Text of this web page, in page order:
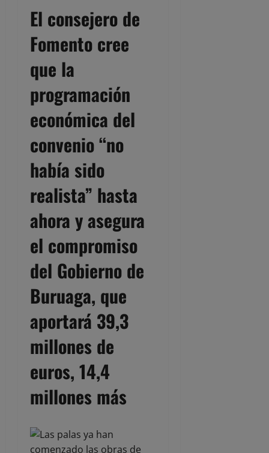
El consejero de
Fomento cree
que la
programación
económica del
convenio “no
había sido
realista” hasta
ahora y asegura
el compromiso
del Gobierno de
Buruaga, que
aportará 39,3
millones de
euros, 14,4
millones más